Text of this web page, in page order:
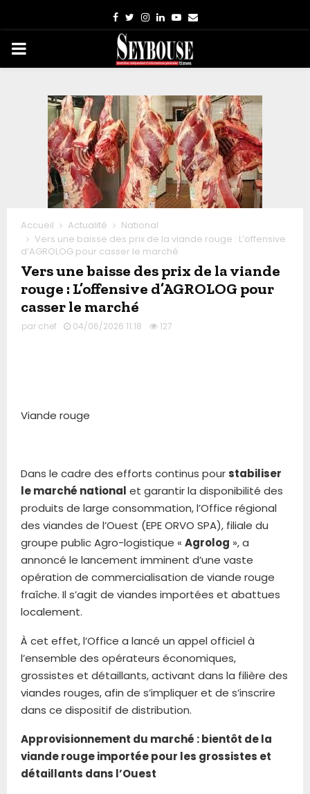
Facebook
TwitterInstagram
LinkedinYoutube
Email
PRIMARY
Accueil Actualité
National
Vers une baisse des prix de la viande rouge : L’offensive
d’AGROLOG pour casser le marché
Vers une baisse des prix de la viande
rouge : L’offensive d’AGROLOG pour
casser le marché
par chef 04/06/2026 11:18 127
Viande rouge
Dans le cadre des efforts continus pourstabiliser
le marché national et garantir la disponibilité des
produits de large consommation, l’Office régional
des viandes de l’Ouest (EPE ORVO SPA), filiale du
groupe public Agro-logistique « Agrolog », a
annoncé le lancement imminent d’une vaste
opération de commercialisation de viande rouge
fraîche. Il s’agit de viandes importées et abattues
localement.
À cet effet, l’Office a lancé un appel officiel à
l’ensemble des opérateurs économiques,
grossistes et détaillants, activant dans la filière des
viandes rouges, afin de s’impliquer et de s’inscrire
dans ce dispositif de distribution.
Approvisionnement du marché : bientôt de la
viande rouge importée pour les grossistes et
détaillants dans l’Ouest